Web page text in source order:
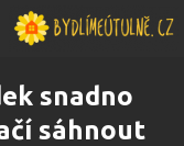
snadno
sáhnout